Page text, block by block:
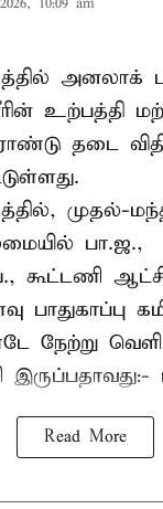
10:09 am
அனலாக்
உற்பத்தி
தடை
முதல்-
பா.ஜ., –
கூட்டணி ஆட்சி
பாதுகாப்பு
நேற்று
இருப்பதாவது:-
Read More